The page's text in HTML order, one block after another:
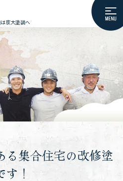
京大塗装へ
る集合住宅の改修塗
！